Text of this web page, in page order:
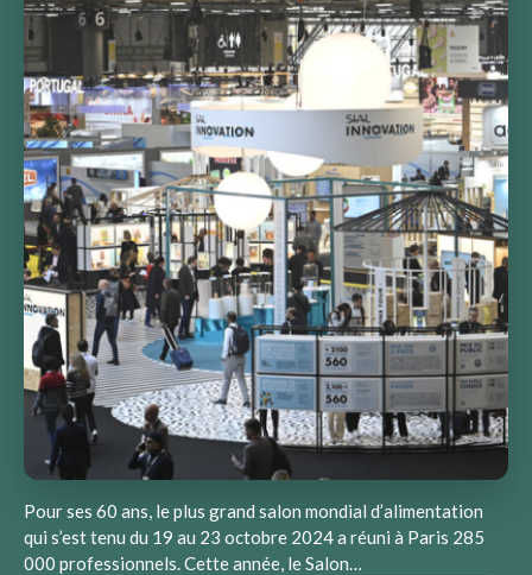
Pour ses 60 ans, le plus grand salon mondial d’alimentation
qui s’est tenu du 19 au 23 octobre 2024 a réuni à Paris 285
000 professionnels. Cette année, le Salon…